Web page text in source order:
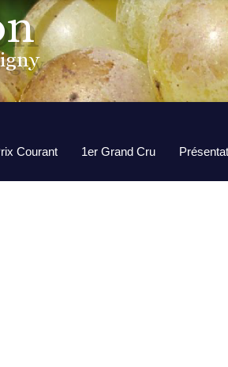
Courant 1er Grand Cru